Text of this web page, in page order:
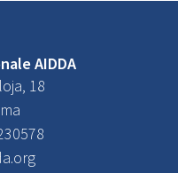
AIDDA
18